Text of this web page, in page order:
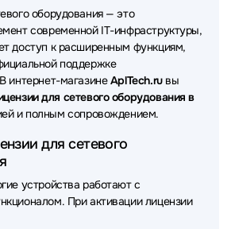
оборудования — это
современной IT-инфраструктуры,
доступ к расширенным функциям,
поддержке
интернет-магазинеAplTech.ruвы
для сетевого оборудования в
и полным сопровождением.
для сетевого
устройства работают с
При активации лицензии